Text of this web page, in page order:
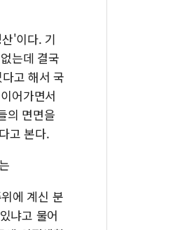
'이다. 기
는데 결국
고 해서 국
어가면서
의 면면을
고 본다.
에 계신 분
냐고 물어